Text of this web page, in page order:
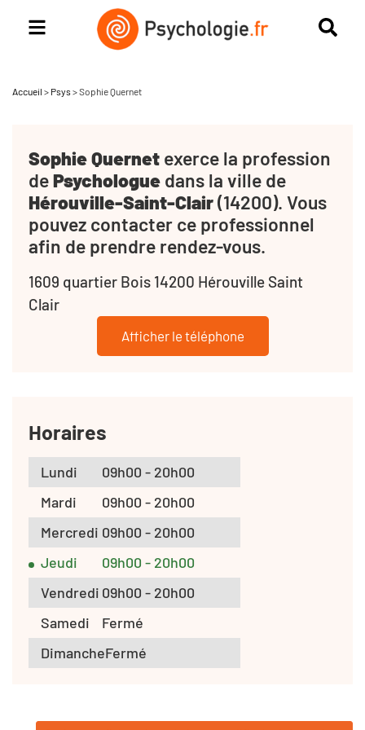
Accueil > Psys >Sophie Quernet
Sophie Quernet exerce la profession
dePsychologue dans la ville de
Hérouville-Saint-Clair(14200). Vous
pouvez contacter ce professionnel
afin de prendre rendez-vous.
1609 quartier Bois 14200 Hérouville Saint
Clair
Afficher le téléphone
Horaires
Lundi
09h00 - 20h00
Mardi
09h00 - 20h00
Mercredi 09h00 - 20h00
Jeudi
09h00 - 20h00
Vendredi 09h00 - 20h00
Samedi
Fermé
DimancheFermé